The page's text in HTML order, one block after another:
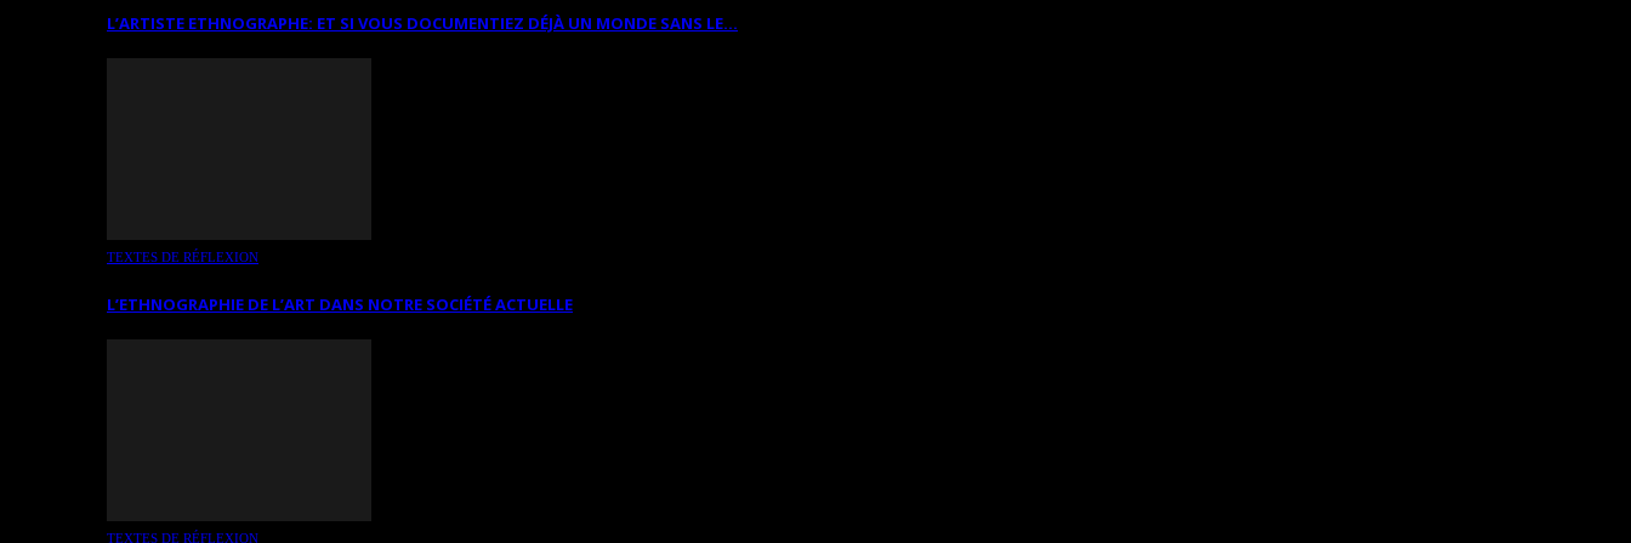
L’ARTISTE ETHNOGRAPHE: ET SI VOUS DOCUMENTIEZ DÉJÀ UN MONDE SANS LE…
TEXTES DE RÉFLEXION
L’ETHNOGRAPHIE DE L’ART DANS NOTRE SOCIÉTÉ ACTUELLE
TEXTES DE RÉFLEXION